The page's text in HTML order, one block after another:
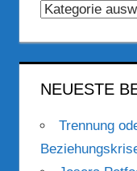
Kategorien
NEUESTE
Trennung